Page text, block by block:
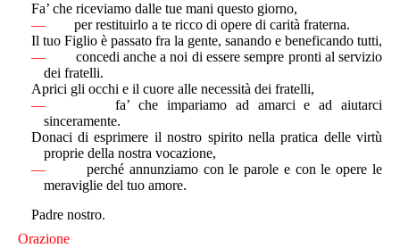
Fa’ che riceviamo dalle tue mani questo giorno,
— per restituirlo a te ricco di opere di carità fraterna.
Il tuo Figlio è passato fra la gente, sanando e beneficando tutti,
— concedi anche a noi di essere sempre pronti al servizio
dei fratelli.
Aprici gli occhi e il cuore alle necessità dei fratelli,
—fa’ che impariamo ad amarci e ad aiutarci
sinceramente.
Donaci di esprimere il nostro spirito nella pratica delle virtù
proprie della nostra vocazione,
— perché annunziamo con le parole e con le opere le
meraviglie del tuo amore.
Padre nostro.
Orazione